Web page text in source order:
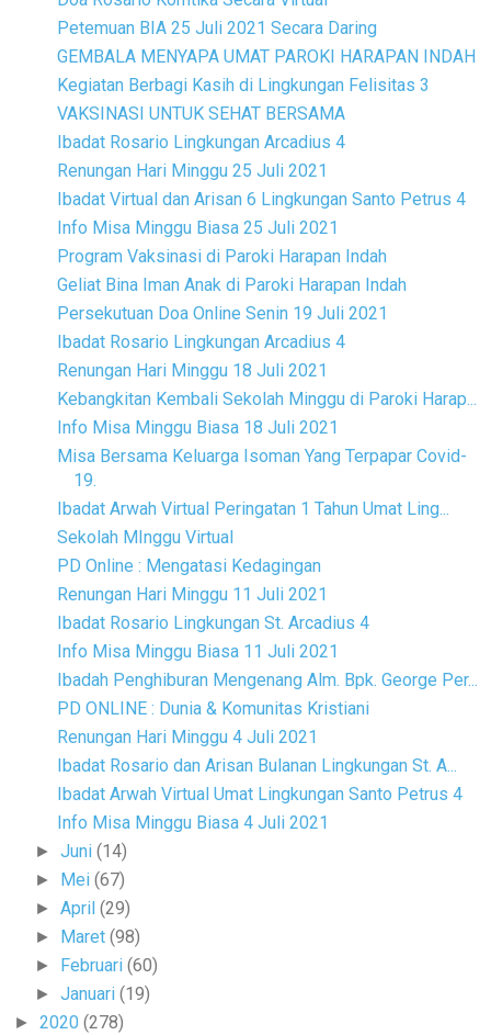
Petemuan BIA 25 Juli 2021 Secara Daring
GEMBALA MENYAPA UMAT PAROKI HARAPAN INDAH
Kegiatan Berbagi Kasih di Lingkungan Felisitas 3
VAKSINASI UNTUK SEHAT BERSAMA
Ibadat Rosario Lingkungan Arcadius 4
Renungan Hari Minggu 25 Juli 2021
Ibadat Virtual dan Arisan 6 Lingkungan Santo Petrus 4
Info Misa Minggu Biasa 25 Juli 2021
Program Vaksinasi di Paroki Harapan Indah
Geliat Bina Iman Anak di Paroki Harapan Indah
Persekutuan Doa Online Senin 19 Juli 2021
Ibadat Rosario Lingkungan Arcadius 4
Renungan Hari Minggu 18 Juli 2021
Kebangkitan Kembali Sekolah Minggu di Paroki Harap...
Info Misa Minggu Biasa 18 Juli 2021
Misa Bersama Keluarga Isoman Yang Terpapar Covid-
19.
Ibadat Arwah Virtual Peringatan 1 Tahun Umat Ling...
Sekolah MInggu Virtual
PD Online : Mengatasi Kedagingan
Renungan Hari Minggu 11 Juli 2021
Ibadat Rosario Lingkungan St. Arcadius 4
Info Misa Minggu Biasa 11 Juli 2021
Ibadah Penghiburan Mengenang Alm. Bpk. George Per...
PD ONLINE : Dunia & Komunitas Kristiani
Renungan Hari Minggu 4 Juli 2021
Ibadat Rosario dan Arisan Bulanan Lingkungan St. A...
Ibadat Arwah Virtual Umat Lingkungan Santo Petrus 4
Info Misa Minggu Biasa 4 Juli 2021
►Juni(14)
► Mei(67)
►April(29)
► Maret(98)
► Februari(60)
►Januari(19)
► 2020 (278)